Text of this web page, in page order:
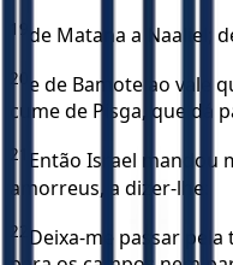
19 de Matana a Naaliel;
20 e de Bamote ao vale
cume de Pisga, que dá
21
Então Israel mandou
amorreus, a dizer-lhe:
22 Deixa-me passar pela